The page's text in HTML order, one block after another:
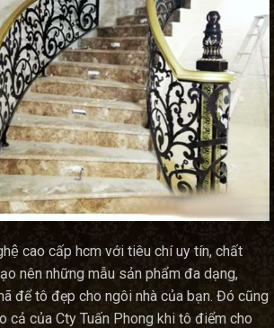
cao cấp hcm với tiêu chí uy tín, chất
nên những mẫu sản phẩm đa dạng,
để tô đẹp cho ngôi nhà của bạn. Đó cũng
cả của Cty Tuấn Phong khi tô điểm cho